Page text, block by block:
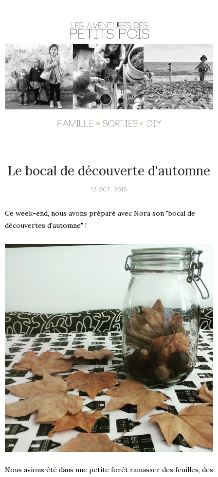
Le bocal de découverte d'automne
13 OCT. 2015
Ce week-end, nous avons préparé avec Nora son "bocal de
découvertes d'automne" !
Nous avions été dans une petite forêt ramasser des feuilles, des